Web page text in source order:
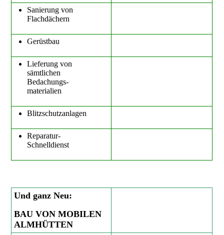
Sanierung von
Flachdächern
Gerüstbau
Lieferung von
sämtlichen
Bedachungs-
materialien
Blitzschutzanlagen
Reparatur-
Schnelldienst
Und ganz Neu:
BAU VON MOBILEN
ALMHÜTTEN